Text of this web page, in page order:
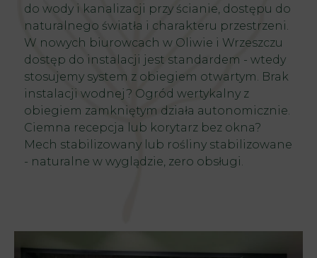
do wody i kanalizacji przy ścianie, dostępu do
naturalnego światła i charakteru przestrzeni.
W nowych biurowcach w Oliwie i Wrzeszczu
dostęp do instalacji jest standardem - wtedy
stosujemy system z obiegiem otwartym. Brak
instalacji wodnej? Ogród wertykalny z
obiegiem zamkniętym działa autonomicznie.
Ciemna recepcja lub korytarz bez okna?
Mech stabilizowany lub rośliny stabilizowane
- naturalne w wyglądzie, zero obsługi.